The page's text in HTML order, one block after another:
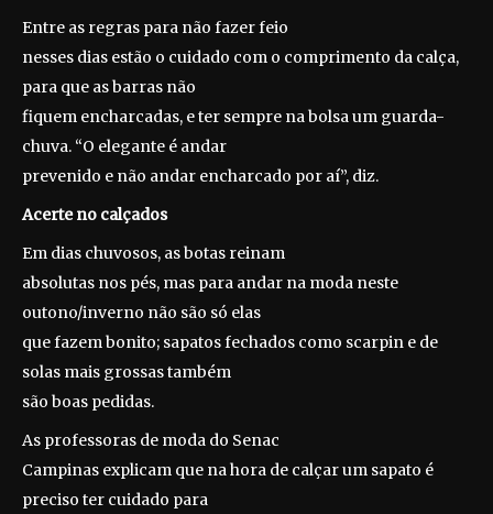
Entre as regras para não fazer feio
nesses dias estão o cuidado com o comprimento da calça,
para que as barras não
fiquem encharcadas, e ter sempre na bolsa um guarda-
chuva. “O elegante é andar
prevenido e não andar encharcado por aí”, diz.
Acerte no calçados
Em dias chuvosos, as botas reinam
absolutas nos pés, mas para andar na moda neste
outono/inverno não são só elas
que fazem bonito; sapatos fechados como scarpin e de
solas mais grossas também
são boas pedidas.
As professoras de moda do Senac
Campinas explicam que na hora de calçar um sapato é
preciso ter cuidado para